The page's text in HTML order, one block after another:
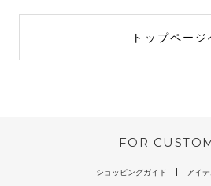
トップページ
FOR
ショッピングガイド アイ